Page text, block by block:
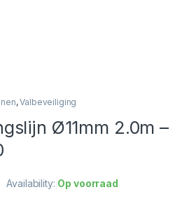
,Valbeveiliging
Ø11mm 2.0m –
Availability: Op voorraad